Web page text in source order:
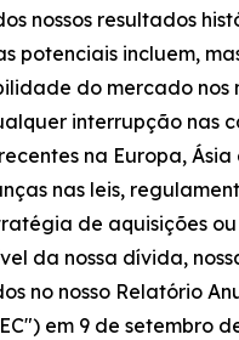
nossos resultados
potenciais incluem,
do mercado nos
interrupção nas
na Europa,
nas leis,
de aquisições
da nossa dívida,
no nosso Relatório
em 9 de setembro